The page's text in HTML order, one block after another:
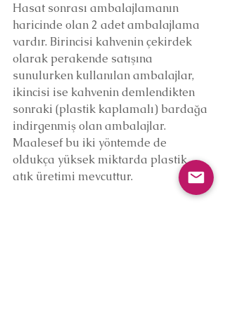
Hasat sonrası ambalajlamanın
haricinde olan 2 adet ambalajlama
vardır. Birincisi kahvenin çekirdek
olarak perakende satışına
sunulurken kullanılan ambalajlar,
ikincisi ise kahvenin demlendikten
sonraki (plastik kaplamalı) bardağa
indirgenmiş olan ambalajlar.
Maalesef bu iki yöntemde de
oldukça yüksek miktarda plastik
atık üretimi mevcuttur.